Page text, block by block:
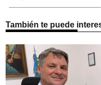
También te puede